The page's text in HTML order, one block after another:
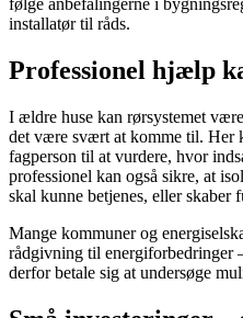
følge anbefalingerne i
installatør til råds.
Professionel hjælp
I ældre huse kan rørsystemet
det være svært at komme til. Her
fagperson til at vurdere, hvor
professionel kan også sikre, at
skal kunne betjenes, eller skaber
Mange kommuner og
rådgivning til energiforbedringer
derfor betale sig at undersøge